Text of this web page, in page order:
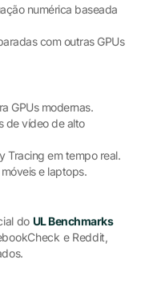
numérica baseada
com outras GPUs
GPUs modernas.
de vídeo de alto
Tracing em tempo real.
e laptops.
do UL Benchmarks
e Reddit,